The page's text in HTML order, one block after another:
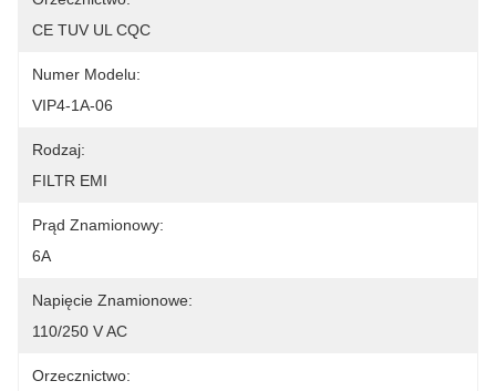
CE TUV UL CQC
Numer Modelu:
VIP4-1A-06
Rodzaj:
FILTR EMI
Prąd Znamionowy:
6A
Napięcie Znamionowe:
110/250 V AC
Orzecznictwo: